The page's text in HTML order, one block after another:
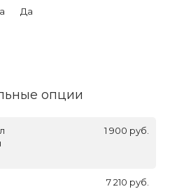
Да
опции
1 900 руб.
7 210 руб.